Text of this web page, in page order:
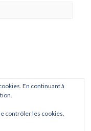
En continuant à
contrôler les cookies,